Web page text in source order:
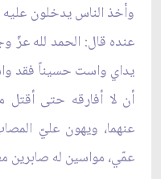
وأخذ الناس يدخلون عليه
عنده قال: الحمد لله
يداي واست حسيناً فقد
أن لا أفارقه حتى أقتل
عنهما، ويهون عليّ
عمّي، مواسين له صابرين